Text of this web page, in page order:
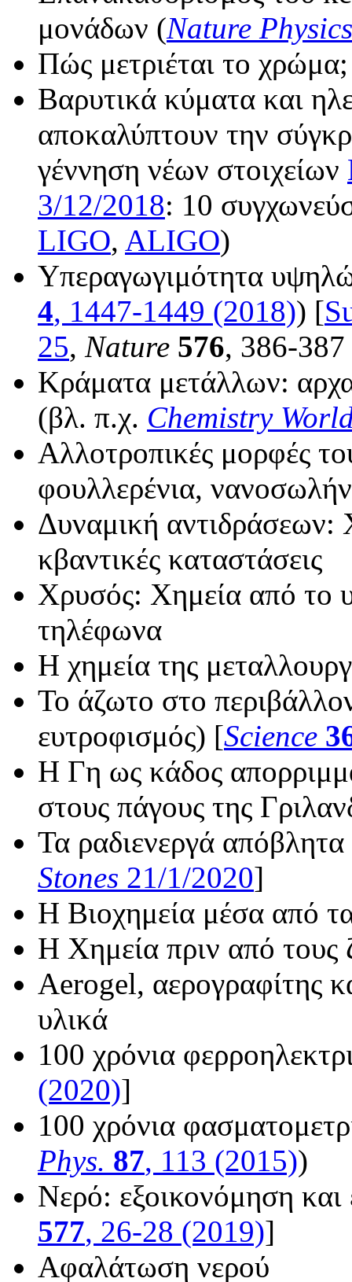
μονάδων (Nature Physics
Πώς μετριέται το
Βαρυτικά κύματα και
αποκαλύπτουν την
γέννηση νέων στοιχείων
3/12/2018: 10
LIGO, ALIGO)
Υπεραγωγιμότητα
4, 1447-1449 (2018)) [
25, Nature 576, 386-
Κράματα μετάλλων:
(βλ. π.χ. Chemistry
Αλλοτροπικές μορφές
φουλλερένια,
Δυναμική αντιδράσεων:
κβαντικές καταστάσεις
Χρυσός: Χημεία από το
τηλέφωνα
Η χημεία της
Το άζωτο στο
ευτροφισμός) [Science
Η Γη ως κάδος
στους πάγους της
Τα ραδιενεργά
Stones 21/1/2020]
Η Βιοχημεία μέσα από
Η Χημεία πριν από τους
Aerogel, αερογραφίτης
υλικά
100 χρόνια
(2020)]
100 χρόνια
Phys. 87, 113 (2015))
Νερό: εξοικονόμηση
577, 26-28 (2019)]
Αφαλάτωση νερού